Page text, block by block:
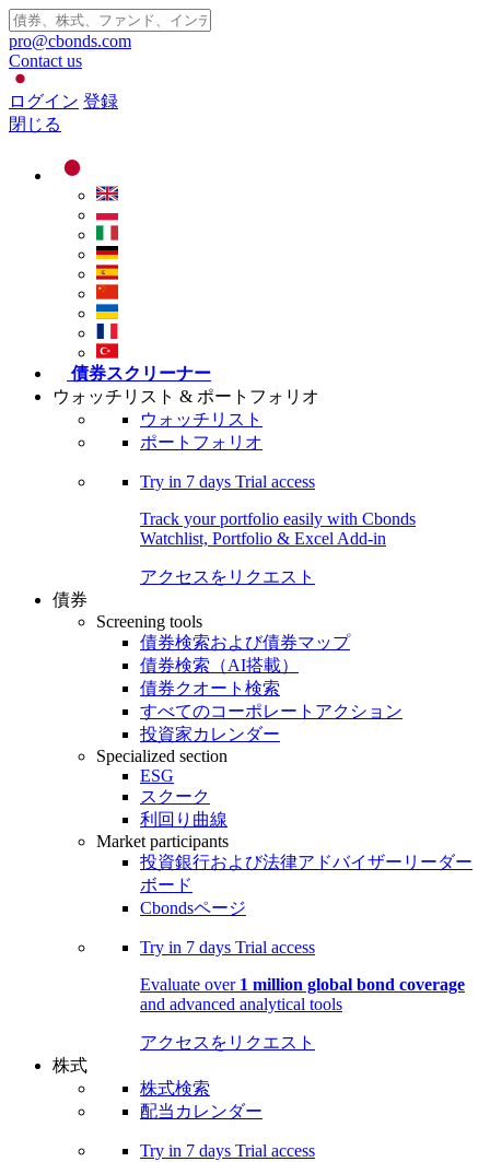
pro@cbonds.com
Contact us
ログイン 登録
閉じる
債券スクリーナー
ウォッチリスト & ポートフォリオ
ウォッチリスト
ポートフォリオ
Try in 7 days Trial access
Track your portfolio easily with Cbonds
Watchlist, Portfolio & Excel Add-in
アクセスをリクエスト
債券
Screening tools
債券検索および債券マップ
債券検索（AI搭載）
債券クオート検索
すべてのコーポレートアクション
投資家カレンダー
Specialized section
ESG
スクーク
利回り曲線
Market participants
投資銀行および法律アドバイザーリーダー
ボード
Cbondsページ
Try in 7 days Trial access
Evaluate over 1 million global bond coverage
and advanced analytical tools
アクセスをリクエスト
株式
株式検索
配当カレンダー
Try in 7 days Trial access